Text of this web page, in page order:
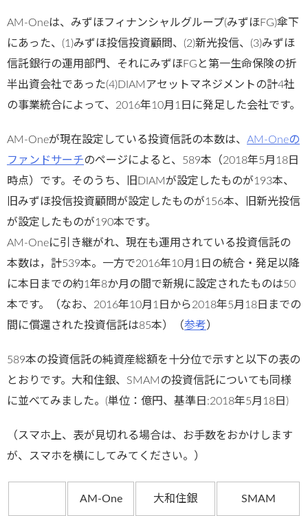
AM-Oneは、みずほフィナンシャルグループ(みずほFG)傘下
にあった、(1)みずほ投信投資顧問、(2)新光投信、(3)みずほ
信託銀行の運用部門、それにみずほFGと第一生命保険の折
半出資会社であった(4)DIAMアセットマネジメントの計4社
の事業統合によって、2016年10月1日に発足した会社です。
AM-Oneが現在設定している投資信託の本数は、 AM-Oneの
ファンドサーチのページによると、589本（2018年5月18日
時点）です。そのうち、旧DIAMが設定したものが193本、
旧みずほ投信投資顧問が設定したものが156本、旧新光投信
が設定したものが190本です。
AM-Oneに引き継がれ、現在も運用されている投資信託の
本数は，計539本。一方で2016年10月1日の統合・発足以降
に本日までの約1年8か月の間で新規に設定されたものは50
本です。（なお、2016年10月1日から2018年5月18日までの
間に償還された投資信託は85本）（参考）
589本の投資信託の純資産総額を十分位で示すと以下の表の
とおりです。大和住銀、SMAMの投資信託についても同様
に並べてみました。(単位：億円、基準日:2018年5月18日)
（スマホ上、表が見切れる場合は、お手数をおかけします
が、スマホを横にしてみてください。）
AM-One 大和住銀 SMAM